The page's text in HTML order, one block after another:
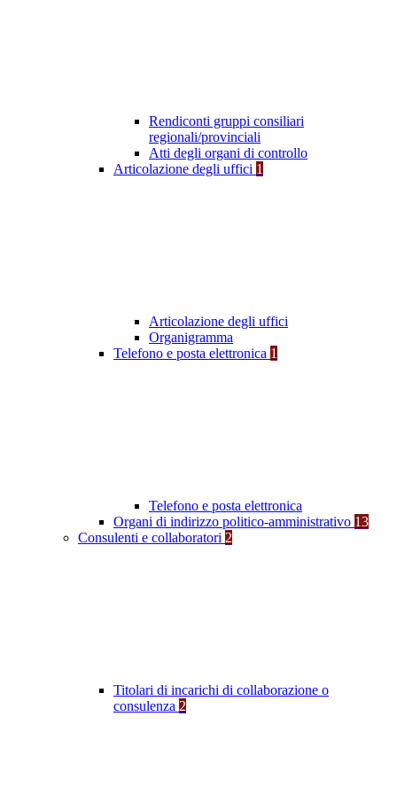
Rendiconti gruppi consiliari
regionali/provinciali
Atti degli organi di controllo
Articolazione degli uffici 1
Articolazione degli uffici
Organigramma
Telefono e posta elettronica 1
Telefono e posta elettronica
Organi di indirizzo politico-amministrativo 13
Consulenti e collaboratori 2
Titolari di incarichi di collaborazione o
consulenza 2